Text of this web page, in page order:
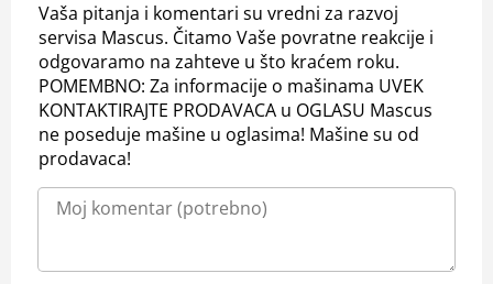
Vaša pitanja i komentari su vredni za razvoj
servisa Mascus. Čitamo Vaše povratne reakcije i
odgovaramo na zahteve u što kraćem roku.
POMEMBNO: Za informacije o mašinama UVEK
KONTAKTIRAJTE PRODAVACA u OGLASU Mascus
ne poseduje mašine u oglasima! Mašine su od
prodavaca!